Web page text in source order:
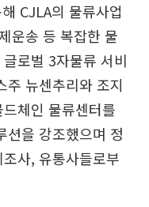
CJLA의 물류사업
운송 등 복잡한 물
로벌 3자물류 서비
주 뉴센추리와 조지
체인 물류센터를
션을 강조했으며 정
사, 유통사들로부